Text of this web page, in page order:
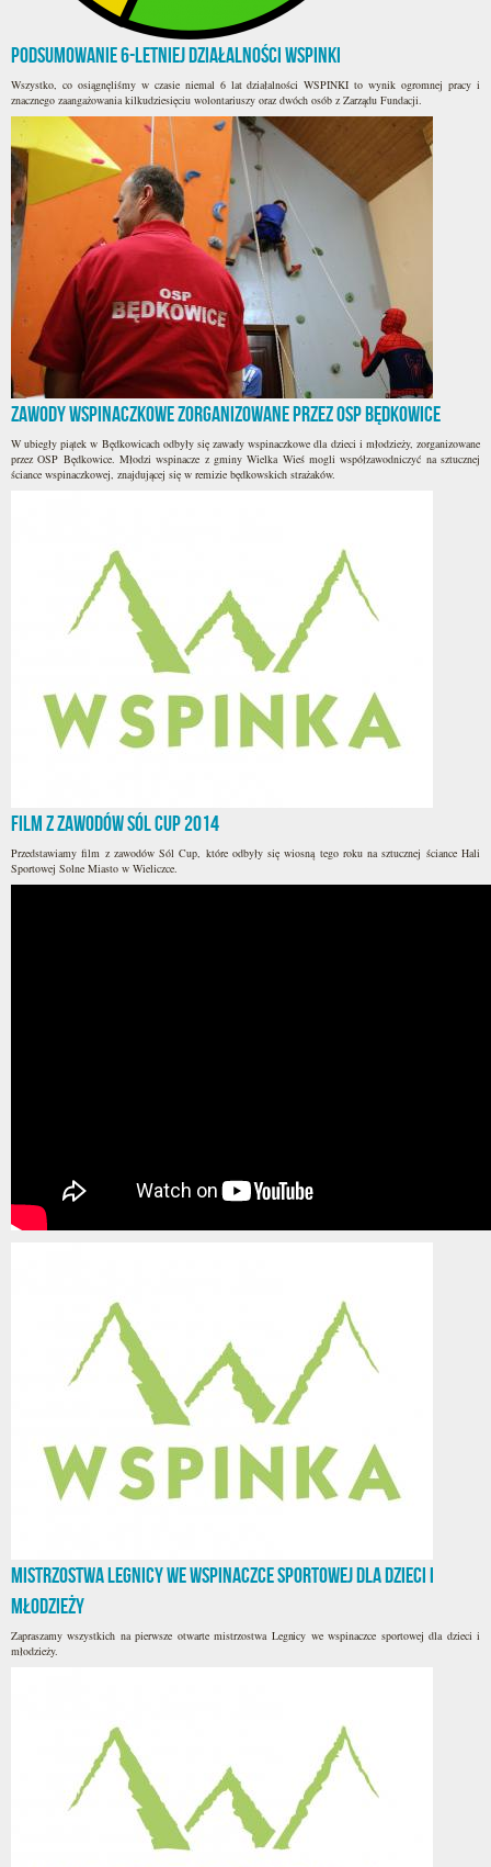
Podsumowanie 6-letniej działalności WSPINKI
Wszystko, co osiągnęliśmy w czasie niemal 6 lat działalności WSPINKI to wynik ogromnej pracy i
znacznego zaangażowania kilkudziesięciu wolontariuszy oraz dwóch osób z Zarządu Fundacji.
Zawody wspinaczkowe zorganizowane przez OSP Będkowice
W ubiegły piątek w Będkowicach odbyły się zawady wspinaczkowe dla dzieci i młodzieży, zorganizowane
przez OSP Będkowice. Młodzi wspinacze z gminy Wielka Wieś mogli współzawodniczyć na sztucznej
ściance wspinaczkowej, znajdującej się w remizie będkowskich strażaków.
Film z zawodów Sól Cup 2014
Przedstawiamy film z zawodów Sól Cup, które odbyły się wiosną tego roku na sztucznej ściance Hali
Sportowej Solne Miasto w Wieliczce.
Mistrzostwa Legnicy we wspinaczce sportowej dla dzieci i
młodzieży
Zapraszamy wszystkich na pierwsze otwarte mistrzostwa Legnicy we wspinaczce sportowej dla dzieci i
młodzieży.